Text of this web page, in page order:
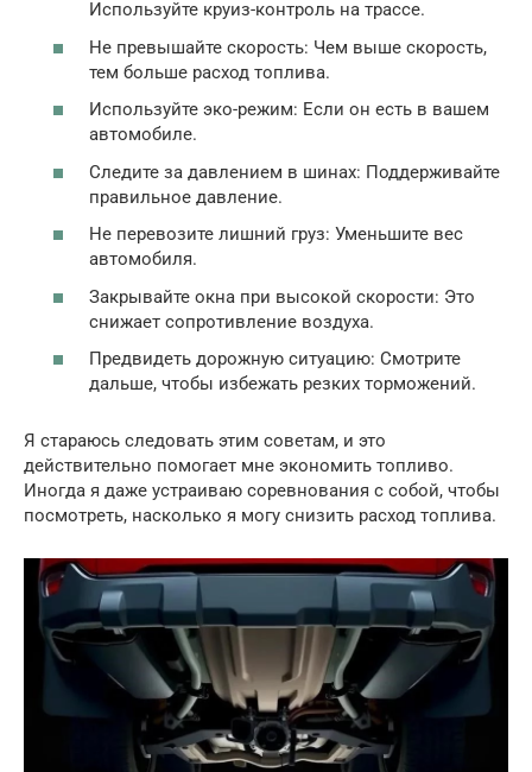
Используйте круиз-контроль на трассе.
Не превышайте скорость: Чем выше скорость,
тем больше расход топлива.
Используйте эко-режим: Если он есть в вашем
автомобиле.
Следите за давлением в шинах: Поддерживайте
правильное давление.
Не перевозите лишний груз: Уменьшите вес
автомобиля.
Закрывайте окна при высокой скорости: Это
снижает сопротивление воздуха.
Предвидеть дорожную ситуацию: Смотрите
дальше, чтобы избежать резких торможений.
Я стараюсь следовать этим советам, и это
действительно помогает мне экономить топливо.
Иногда я даже устраиваю соревнования с собой, чтобы
посмотреть, насколько я могу снизить расход топлива.